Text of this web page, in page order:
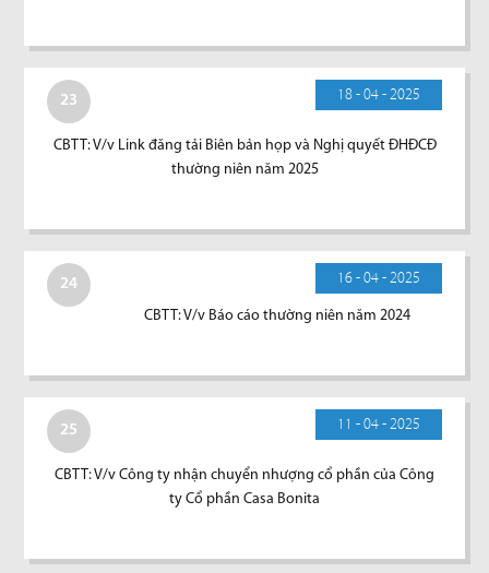
23 18 - 04 - 2025
CBTT: V/v Link đăng tải Biên bản họp và Nghị quyết ĐHĐCĐ
thường niên năm 2025
24 16 - 04 - 2025
CBTT: V/v Báo cáo thường niên năm 2024
25 11 - 04 - 2025
CBTT: V/v Công ty nhận chuyển nhượng cổ phần của Công
ty Cổ phần Casa Bonita